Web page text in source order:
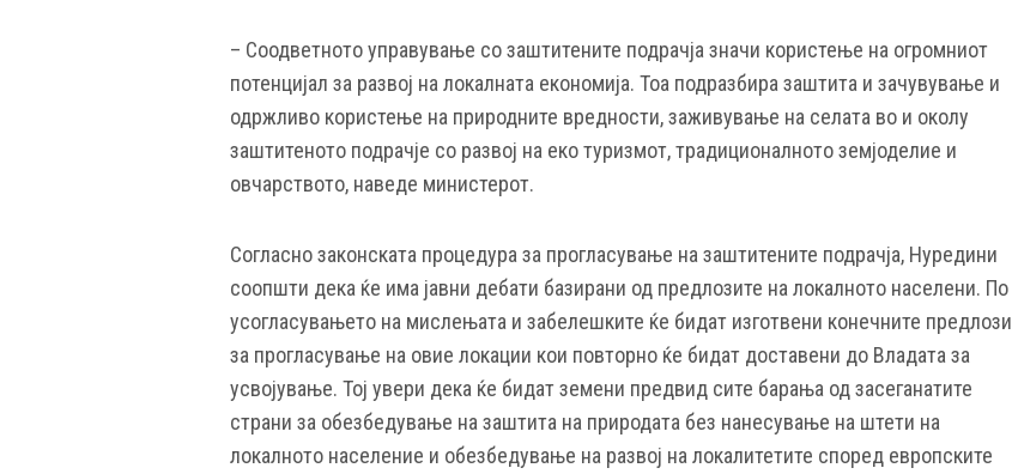
– Соодветното управување со заштитените подрачја значи користење на огромниот
потенцијал за развој на локалната економија. Тоа подразбира заштита и зачувување и
одржливо користење на природните вредности, заживување на селата во и околу
заштитеното подрачје со развој на еко туризмот, традиционалното земјоделие и
овчарството, наведе министерот.
Согласно законската процедура за прогласување на заштитените подрачја, Нуредини
соопшти дека ќе има јавни дебати базирани од предлозите на локалното населени. По
усогласувањето на мислењата и забелешките ќе бидат изготвени конечните предлози
за прогласување на овие локации кои повторно ќе бидат доставени до Владата за
усвојување. Тој увери дека ќе бидат земени предвид сите барања од засеганатите
страни за обезбедување на заштита на природата без нанесување на штети на
локалното население и обезбедување на развој на локалитетите според европските